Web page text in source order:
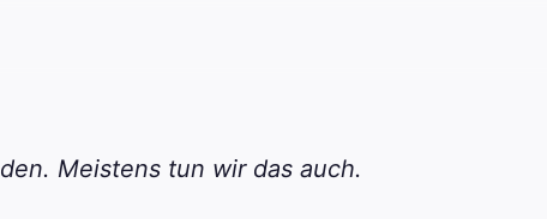
Meistens tun wir das auch.